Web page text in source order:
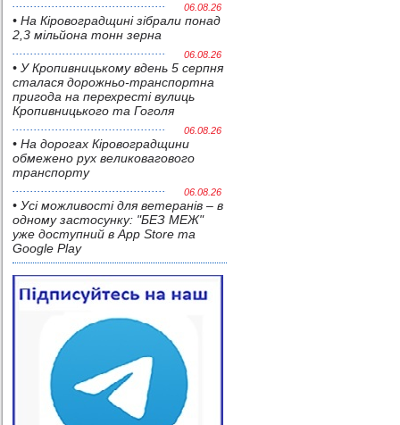
06.08.26
• На Кіровоградщині зібрали понад
2,3 мільйона тонн зерна
06.08.26
• У Кропивницькому вдень 5 серпня
сталася дорожньо-транспортна
пригода на перехресті вулиць
Кропивницького та Гоголя
06.08.26
• На дорогах Кіровоградщини
обмежено рух великовагового
транспорту
06.08.26
• Усі можливості для ветеранів – в
одному застосунку: "БЕЗ МЕЖ"
уже доступний в App Store та
Google Play